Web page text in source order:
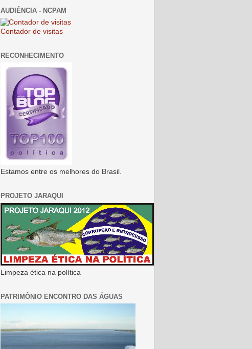
AUDIÊNCIA - NCPAM
Contador de visitas
RECONHECIMENTO
Estamos entre os melhores do Brasil.
PROJETO JARAQUI
Limpeza ética na política
PATRIMÔNIO ENCONTRO DAS ÁGUAS